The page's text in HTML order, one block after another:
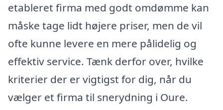
etableret firma med godt omdømme kan
måske tage lidt højere priser, men de vil
ofte kunne levere en mere pålidelig og
effektiv service. Tænk derfor over, hvilke
kriterier der er vigtigst for dig, når du
vælger et firma til snerydning i Oure.